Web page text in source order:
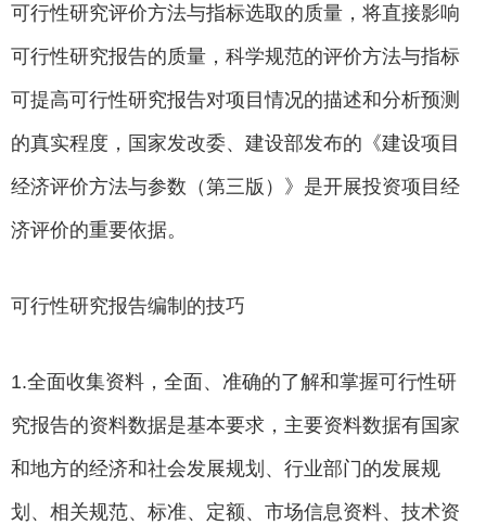
可行性研究评价方法与指标选取的质量，将直接影响
可行性研究报告的质量，科学规范的评价方法与指标
可提高可行性研究报告对项目情况的描述和分析预测
的真实程度，国家发改委、建设部发布的《建设项目
经济评价方法与参数（第三版）》是开展投资项目经
济评价的重要依据。
可行性研究报告编制的技巧
1.全面收集资料，全面、准确的了解和掌握可行性研
究报告的资料数据是基本要求，主要资料数据有国家
和地方的经济和社会发展规划、行业部门的发展规
划、相关规范、标准、定额、市场信息资料、技术资